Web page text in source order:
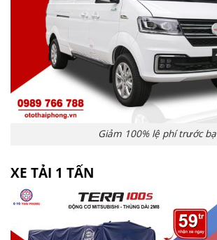
Giảm 100% lệ phí trước bạ
XE TẢI 1 TẤN